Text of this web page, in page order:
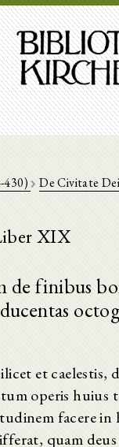
430) De Civitate Dei
XIX
de finibus
et caelestis,
operis huius
facere
quam